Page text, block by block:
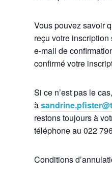
Vous pouvez savoir
reçu votre
e-mail de
confirmé votre
Si ce n’est pas le
à
restons toujours à
téléphone au 022
Conditions